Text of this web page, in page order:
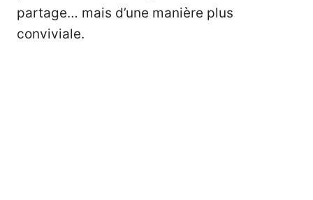
partage… mais d’une manière plus
conviviale.